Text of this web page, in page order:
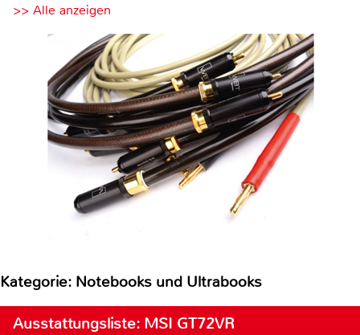
>> Alle anzeigen
Kategorie: Notebooks und Ultrabooks
Ausstattungsliste: MSI GT72VR